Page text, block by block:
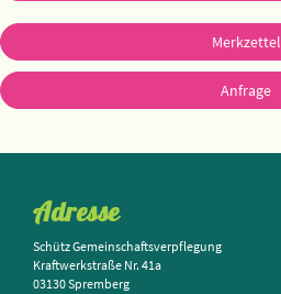
Merkzettel
Anfrage
Adresse
Schütz Gemeinschaftsverpflegung
Kraftwerkstraße Nr. 41a
03130 Spremberg